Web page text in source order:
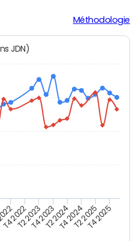
Méthodologie
JDN)
T4 2022T2 2023T4 2023T2 2024T4 2024T2 2025T4 2025